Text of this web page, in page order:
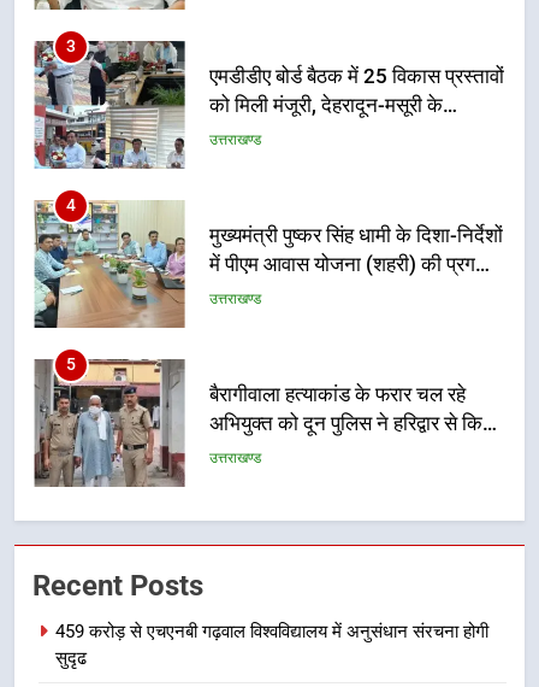
नियोजित विकास को मिलेगी रफ्तार
उत्तराखण्ड
4
की हुई समीक्षा
उत्तराखण्ड
5
गिरफ्तार
उत्तराखण्ड
6
उत्तराखण्ड
मुख्यमंत्री धामी की सुरक्षा प्राथमिकता:
Recent Posts
459 करोड़ से एचएनबी गढ़वाल विश्वविद्यालय में अनुसंधान संरचना होगी
सुदृढ